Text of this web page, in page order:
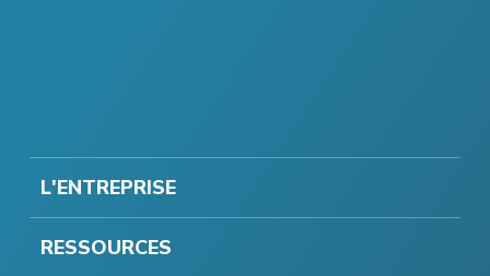
L'ENTREPRISE
RESSOURCES